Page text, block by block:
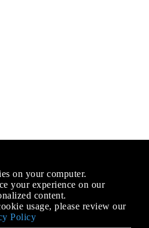
on your computer.
your experience on our
content.
usage, please review our
Policy